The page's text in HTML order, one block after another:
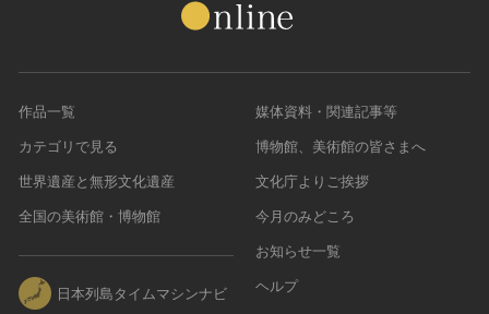
作品一覧
カテゴリで見る
世界遺産と無形文化遺産
全国の美術館・博物館
日本列島タイムマシンナビ
媒体資料・関連記事等
博物館、美術館の皆さまへ
文化庁よりご挨拶
今月のみどころ
お知らせ一覧
ヘルプ